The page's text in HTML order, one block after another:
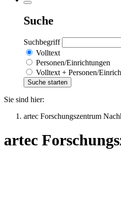
Suche
Suchbegriff
Volltext
Personen/Einrichtungen
Volltext + Personen/
Sie sind hier:
artec Forschungszentrum
artec